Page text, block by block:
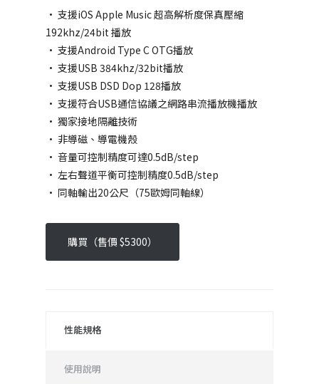
• 支援iOS Apple Music 超高解析度保真壓縮
192khz/24bit 播放
• 支援Android Type C OTG播放
• 支援USB 384khz/32bit播放
• 支援USB DSD Dop 128播放
• 支援符合USB通信協議之網路串流播放機播放
• 獨家接地隔離技術
• 非導磁、導電機殼
• 音量可控制精度可達0.5dB/step
• 左右聲道平衡可控制精度0.5dB/step
• 同軸輸出20公尺（75歐姆同軸線）
購買（售價 $5300）
性能規格
使用說明